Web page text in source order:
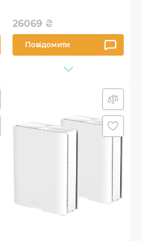
26069 ₴
Повідомити